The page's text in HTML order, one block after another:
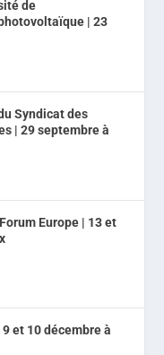
de
| 23
Syndicat des
| 29 septembre à
Europe | 13 et
et 10 décembre à